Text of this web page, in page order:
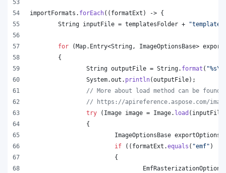
importFormats . forEach(( formatExt ) -> {
String inputFile = templatesFolder +
for (Map. Entry<String , ImageOptionsBase>
	{
String outputFile = String. format ( "%s\\
System.out . println(outputFile);
// More about load method can be found
// https://apireference.aspose.com/
try ( Image image = Image. load ( inputFile
		{
ImageOptionsBase exportOptions
if (( formatExt .equals ( "emf" )
			{
EmfRasterizationOptions